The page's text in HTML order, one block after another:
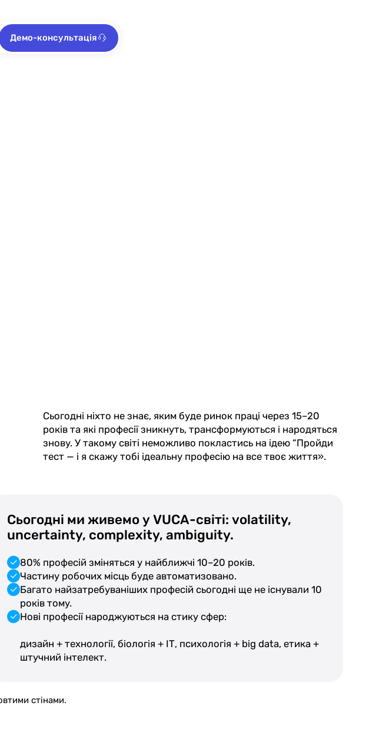
Демо-консультація
Сьогодні ніхто не знає, яким буде ринок праці через 15–20
років та які професії зникнуть, трансформуються і народяться
знову. У такому світі неможливо покластись на ідею “Пройди
тест — і я скажу тобі ідеальну професію на все твоє життя».
Сьогодні ми живемо у VUCA-світі: volatility,
uncertainty, complexity, ambiguity.
80% професій зміняться у найближчі 10–20 років.
Частину робочих місць буде автоматизовано.
Багато найзатребуваніших професій сьогодні ще не існували 10
років тому.
Нові професії народжуються на стику сфер:
дизайн + технології, біологія + ІТ, психологія + big data, етика +
штучний інтелект.